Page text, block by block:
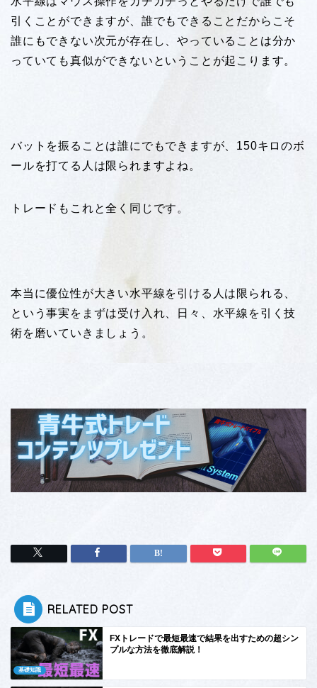
引くことができますが、誰でもできることだからこそ
誰にもできない次元が存在し、やっていることは分か
っていても真似ができないということが起こります。
バットを振ることは誰にでもできますが、150キロのボ
ールを打てる人は限られますよね。
トレードもこれと全く同じです。
本当に優位性が大きい水平線を引ける人は限られる、
という事実をまずは受け入れ、日々、水平線を引く技
術を磨いていきましょう。
RELATED POST
基礎知識
FXトレードで最短最速で結果を出すための超シン
プルな方法を徹底解説！